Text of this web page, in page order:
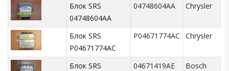
Блок SRS
04748604AA
04748604AA Chrysler
Блок SRS
P04671774AC
P04671774AC Chrysler
Блок SRS
04671419AE Bosch